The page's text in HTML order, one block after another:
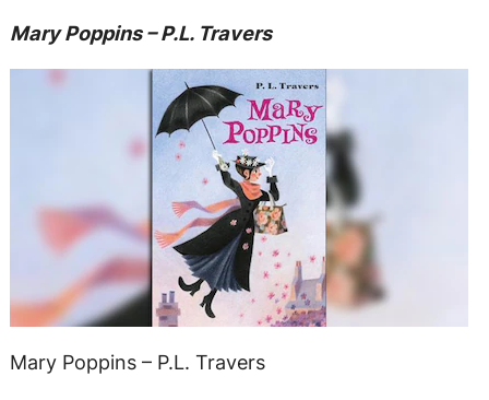
Mary Poppins – P.L. Travers
Mary Poppins – P.L. Travers